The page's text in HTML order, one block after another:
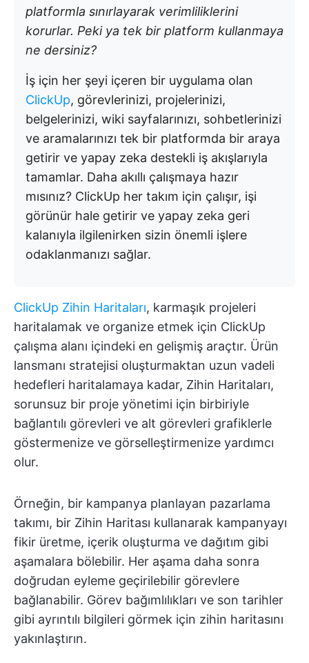
platformla sınırlayarak verimliliklerini
korurlar. Peki ya tek bir platform kullanmaya
ne dersiniz?
İş için her şeyi içeren bir uygulama olan
ClickUp, görevlerinizi, projelerinizi,
belgelerinizi, wiki sayfalarınızı, sohbetlerinizi
ve aramalarınızı tek bir platformda bir araya
getirir ve yapay zeka destekli iş akışlarıyla
tamamlar. Daha akıllı çalışmaya hazır
mısınız? ClickUp her takım için çalışır, işi
görünür hale getirir ve yapay zeka geri
kalanıyla ilgilenirken sizin önemli işlere
odaklanmanızı sağlar.
ClickUp Zihin Haritaları, karmaşık projeleri
haritalamak ve organize etmek için ClickUp
çalışma alanı içindeki en gelişmiş araçtır. Ürün
lansmanı stratejisi oluşturmaktan uzun vadeli
hedefleri haritalamaya kadar, Zihin Haritaları,
sorunsuz bir proje yönetimi için birbiriyle
bağlantılı görevleri ve alt görevleri grafiklerle
göstermenize ve görselleştirmenize yardımcı
olur.
Örneğin, bir kampanya planlayan pazarlama
takımı, bir Zihin Haritası kullanarak kampanyayı
fikir üretme, içerik oluşturma ve dağıtım gibi
aşamalara bölebilir. Her aşama daha sonra
doğrudan eyleme geçirilebilir görevlere
bağlanabilir. Görev bağımlılıkları ve son tarihler
gibi ayrıntılı bilgileri görmek için zihin haritasını
yakınlaştırın.